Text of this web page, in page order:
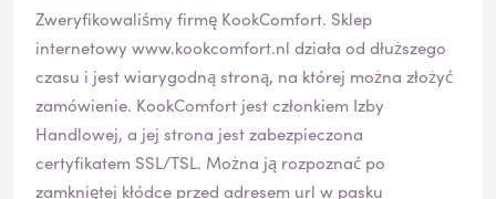
Zweryfikowaliśmy firmę KookComfort. Sklep
internetowy www.kookcomfort.nl działa od dłuższego
czasu i jest wiarygodną stroną, na której można złożyć
zamówienie. KookComfort jest członkiem Izby
Handlowej, a jej strona jest zabezpieczona
certyfikatem SSL/TSL. Można ją rozpoznać po
zamkniętej kłódce przed adresem url w pasku